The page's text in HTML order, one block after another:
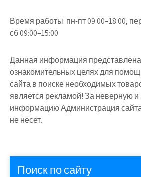
Время работы: пн-пт 09:00–18:00,
сб 09:00–15:00
Данная информация представлена
ознакомительных целях для
сайта в поиске необходимых
является рекламой! За неверную
информацию Администрация сайта
не несет.
Поиск по сайту